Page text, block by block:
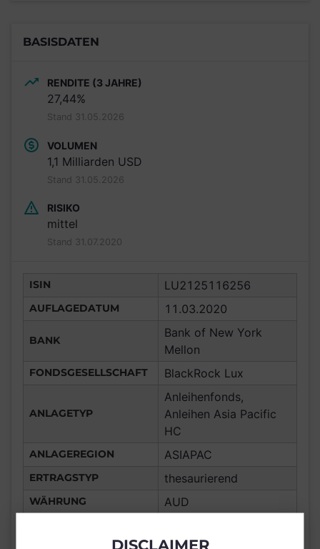
BASISDATEN
RENDITE (3 JAHRE)
27,44%
Stand 31.05.2026
VOLUMEN
1,1 Milliarden USD
Stand 31.05.2026
RISIKO
mittel
Stand 31.07.2020
ISIN LU2125116256
AUFLAGEDATUM 11.03.2020
BANK
Bank of New York
Mellon
FONDSGESELLSCHAFT BlackRock Lux
ANLAGETYP
Anleihenfonds,
Anleihen Asia Pacific
HC
ANLAGEREGION ASIAPAC
ERTRAGSTYP thesaurierend
WÄHRUNG
AUD
Deutschland, Spanien,
DISCLAIMER